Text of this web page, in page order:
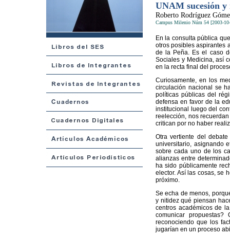
UNAM sucesión
Roberto Rodríguez
Campus Milenio Núm 54 [2003-
En la consulta pública
otros posibles aspirantes
de la Peña. Es el caso
Sociales y Medicina, así
en la recta final del
Curiosamente, en los
circulación nacional se
políticas públicas del
defensa en favor de la
institucional luego del
reelección, nos
critican por no haber
Otra vertiente del
universitario, asignando
sobre cada uno de los
alianzas entre
ha sido públicamente
elector. Así las cosas, se
próximo.
Se echa de menos,
y nitidez qué piensan
centros académicos de
comunicar
reconociendo que los
jugarían en un proceso